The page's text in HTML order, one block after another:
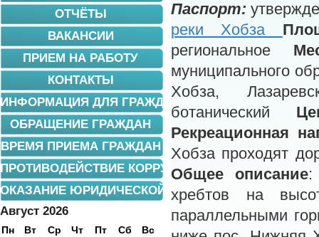
Паспорт:
реки Хобза
региональное
муниципального
Хобза,
ботанический
Рекреационная
Хобза проходят
Общее описание:
хребтов на
параллельными
ОТЧЁТЫ
ВАКАНСИИ
ПРИЕМ НА РАБОТУ
КОНТАКТЫ
ИНФОРМАЦИЯ ДЛЯ ГРАЖДАН
ОБРАЩЕНИЕ ГРАЖДАН
ВРЕМЯ ПРИЕМА ГРАЖДАН
ПРОТИВОДЕЙСТВИЕ КОРРУПЦИИ
ОКАЗАНИЕ ЮРИДИЧЕСКОЙ ПОМОЩИ
Август 2026
Пн Вт Ср Чт Пт Сб Вс